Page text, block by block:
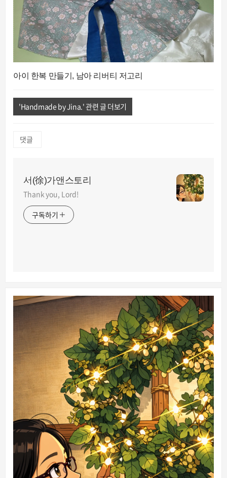
아이 한복 만들기, 남아 리버티 저고리
'Handmade by Jina.' 관련 글 더보기
댓글
서(徐)가앤스토리
Thank you, Lord!
구독하기